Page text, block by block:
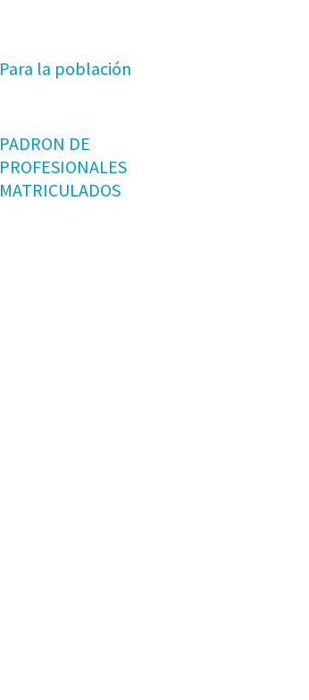
Para la población
PADRON DE
PROFESIONALES
MATRICULADOS